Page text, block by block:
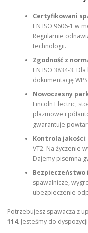
Certyfikowani
EN ISO 9606-1 w
Regularnie
technologii.
Zgodność z
EN ISO 3834-3.
dokumentację WPS
Nowoczesny
Lincoln Electric,
plazmowe i
gwarantuje
Kontrola jakości
VT2. Na życzenie
Dajemy pisemną
Bezpieczeństwo
spawalnicze,
ubezpieczenie
Potrzebujesz spawacza z
114. Jesteśmy do